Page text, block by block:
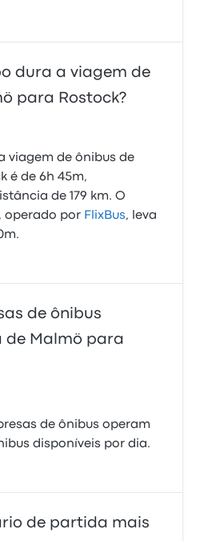
dura a viagem de
para Rostock?
viagem de ônibus de
é de 6h 45m,
de 179 km. O
operado por FlixBus, leva
de ônibus
de Malmö para
de ônibus operam
disponíveis por dia.
de partida mais